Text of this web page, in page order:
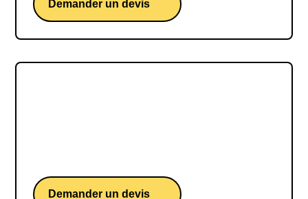
Demander un devis
Demander un devis